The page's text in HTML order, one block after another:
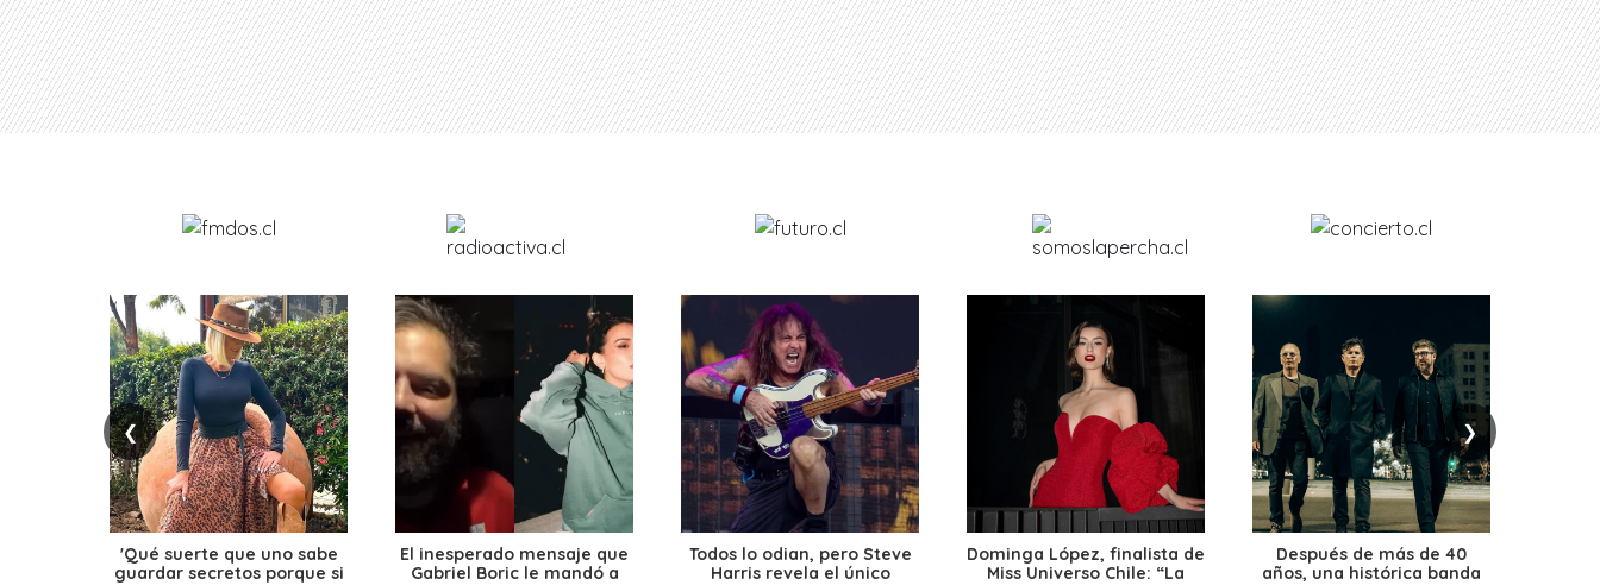
❮ ❯
'Qué suerte que uno sabe
guardar secretos porque si
El inesperado mensaje que
Gabriel Boric le mandó a
Todos lo odian, pero Steve
Harris revela el único
Dominga López, finalista de
Miss Universo Chile: “La
Después de más de 40
años, una histórica banda